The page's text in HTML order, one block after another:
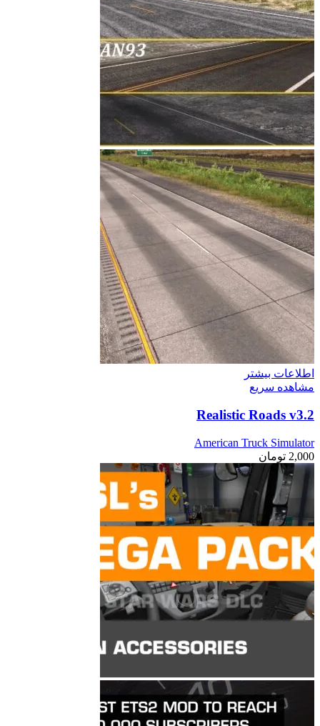
اطلاعات بیشتر
مشاهده سریع
Realistic Roads v3.2
American Truck Simulator
2,000 تومان